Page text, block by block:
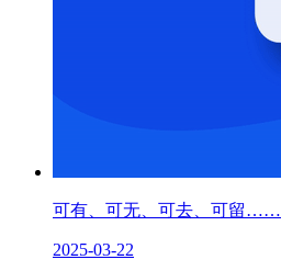
可有、可无、可去、可留……
2025-03-22